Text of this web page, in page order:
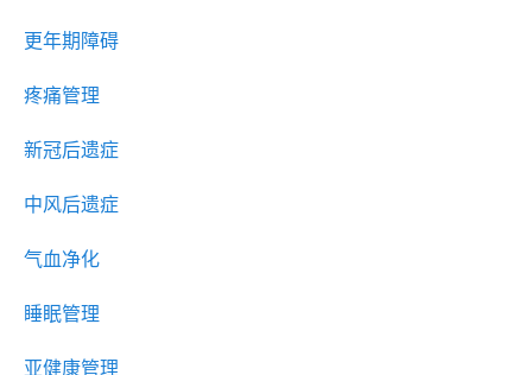
更年期障碍
疼痛管理
新冠后遗症
中风后遗症
气血净化
睡眠管理
亚健康管理